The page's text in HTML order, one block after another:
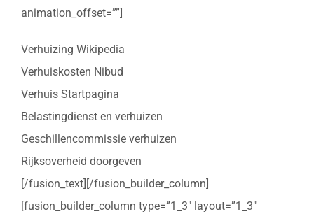
animation_offset=””]
Verhuizing Wikipedia
Verhuiskosten Nibud
Verhuis Startpagina
Belastingdienst en verhuizen
Geschillencommissie verhuizen
Rijksoverheid doorgeven
[/fusion_text][/fusion_builder_column]
[fusion_builder_column type=”1_3″ layout=”1_3″